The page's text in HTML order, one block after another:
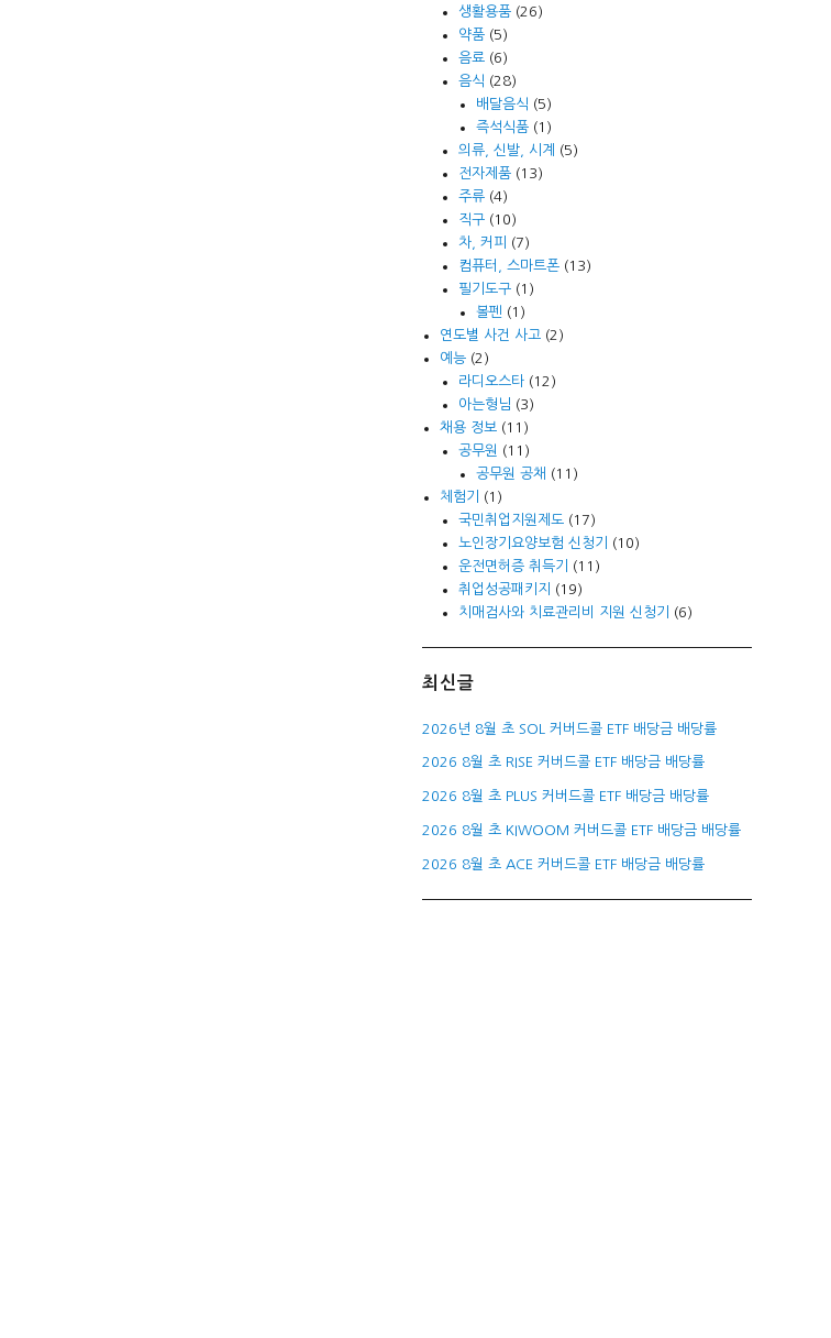
생활용품(26)
약품(5)
음료(6)
음식 (28)
배달음식 (5)
즉석식품(1)
의류, 신발, 시계
(5)
전자제품(13)
주류(4)
직구(10)
차, 커피
(7)
컴퓨터, 스마트폰(13)
필기도구(1)
볼펜 (1)
연도별 사건 사고 (2)
예능 (2)
라디오스타(12)
아는형님 (3)
채용 정보 (11)
공무원
(11)
공무원 공채 (11)
체험기
(1)
국민취업지원제도(17)
노인장기요양보험 신청기
(10)
운전면허증 취득기
(11)
취업성공패키지
(19)
치매검사와 치료관리비 지원 신청기
(6)
최신글
2026년 8월 초 SOL 커버드콜 ETF 배당금 배당률
2026 8월 초 RISE 커버드콜 ETF 배당금 배당률
2026 8월 초 PLUS 커버드콜 ETF 배당금 배당률
2026 8월 초 KIWOOM 커버드콜 ETF 배당금 배당률
2026 8월 초 ACE 커버드콜 ETF 배당금 배당률